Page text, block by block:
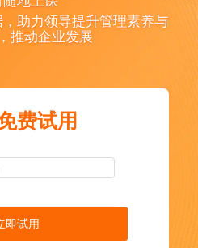
助力领导提升管理素养与
推动企业发展
费试用
即试用